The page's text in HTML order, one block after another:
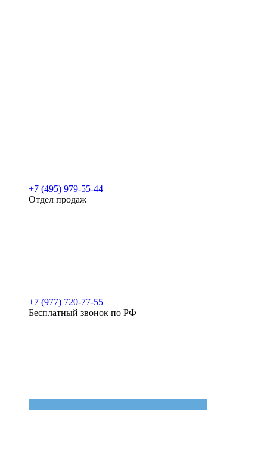
+7 (495) 979-55-44
Отдел продаж
+7 (977) 720-77-55
Бесплатный звонок по РФ